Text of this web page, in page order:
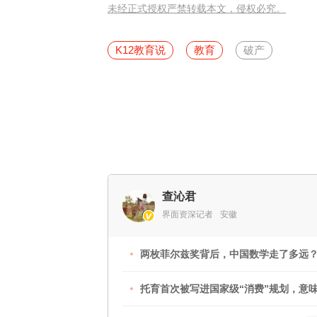
未经正式授权严禁转载本文，侵权必究。
K12教育说 教育 破产
查沁君
界面资深记者 安徽
两枚菲尔兹奖背后，中国数学走了多远？
托育首次被写进国家级“消费”规划，意